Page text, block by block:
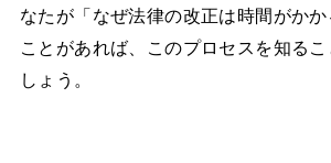
なたが「なぜ法律の改正は時間がか
ことがあれば、このプロセスを知る
しょう。